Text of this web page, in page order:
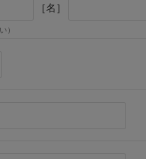
［名］
）